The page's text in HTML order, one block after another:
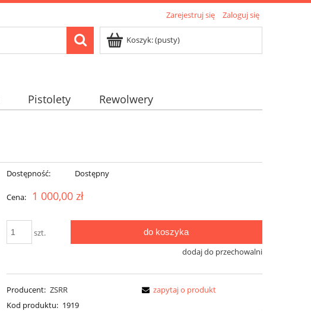
Zarejestruj się Zaloguj się
Koszyk:(pusty)
Pistolety
Rewolwery
Dostępność: Dostępny
Cena: 1 000,00 zł
szt. do koszyka
dodaj do przechowalni
Producent: ZSRR
Kod produktu: 1919
zapytaj o produkt